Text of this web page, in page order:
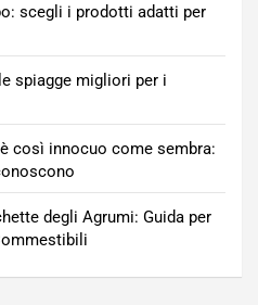
scegli i prodotti adatti per
spiagge migliori per i
così innocuo come sembra:
degli Agrumi: Guida per